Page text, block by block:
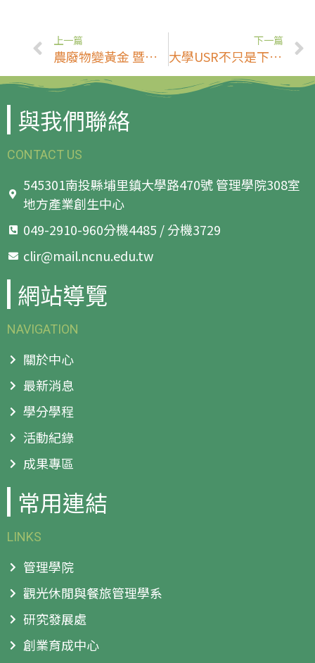
上一篇
農廢物變黃金 暨大竟用咖啡果皮研發蔗香果茶
下一篇
大學USR不只是下鄉服務，學生參與、行為改變才是「永續」關鍵！
與我們聯絡
CONTACT US
545301南投縣埔里鎮大學路470號 管理學院308室
地方產業創生中心
049-2910-960分機4485 / 分機3729
clir@mail.ncnu.edu.tw
網站導覽
NAVIGATION
關於中心
最新消息
學分學程
活動紀錄
成果專區
常用連結
LINKS
管理學院
觀光休閒與餐旅管理學系
研究發展處
創業育成中心